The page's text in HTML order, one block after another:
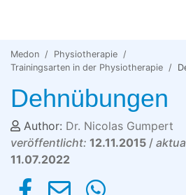
Medon
Physiotherapie
Trainingsarten in der Physiotherapie
Dehnübungen
Author: Dr. Nicolas Gumpert
veröffentlicht: 12.11.2015 /
11.07.2022